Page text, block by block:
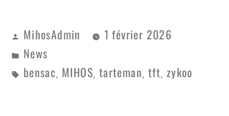
MihosAdmin
1 février 2026
News
bensac, MIHOS, tarteman, tft, zykoo